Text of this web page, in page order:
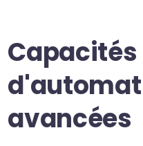
Capacités
avancées